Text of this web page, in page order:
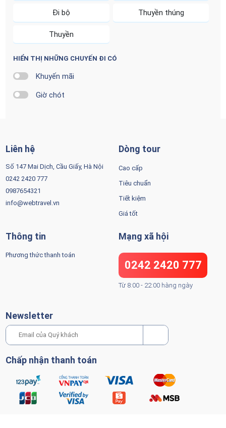
Đi bộ Thuyền thúng
Thuyền
HIỂN THỊ NHỮNG CHUYẾN ĐI CÓ
Khuyến mãi
Giờ chót
Liên hệ
Số 147 Mai Dịch, Cầu Giấy, Hà Nội
0242 2420 777
0987654321
info@webtravel.vn
Dòng tour
Cao cấp
Tiêu chuẩn
Tiết kiệm
Giá tốt
Thông tin
Phương thức thanh toán
Mạng xã hội
0242 2420 777
Từ 8:00 - 22:00 hàng ngày
Newsletter
Chấp nhận thanh toán